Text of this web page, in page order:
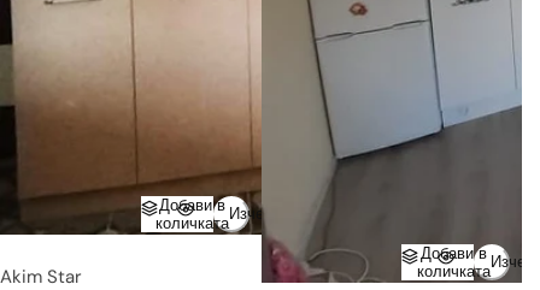
Добави в
количкатаИзчерпано
Akim Star
Добави в
количката